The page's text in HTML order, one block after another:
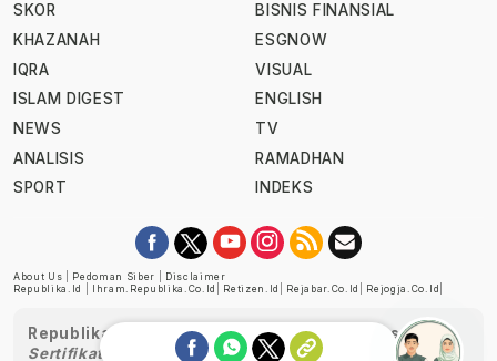
SKOR
KHAZANAH
IQRA
ISLAM DIGEST
NEWS
ANALISIS
SPORT
BISNIS FINANSIAL
ESGNOW
VISUAL
ENGLISH
TV
RAMADHAN
INDEKS
About Us Pedoman Siber
Disclaimer
Republika.id
Ihram.republika.co.id Retizen.id Rejabar.co.id Rejogja.co.id
Republika telah diverifikasi oleh Dewan Pers
Sertifikat Nomor 1058/DP-Verifikasi/K/XII/2022